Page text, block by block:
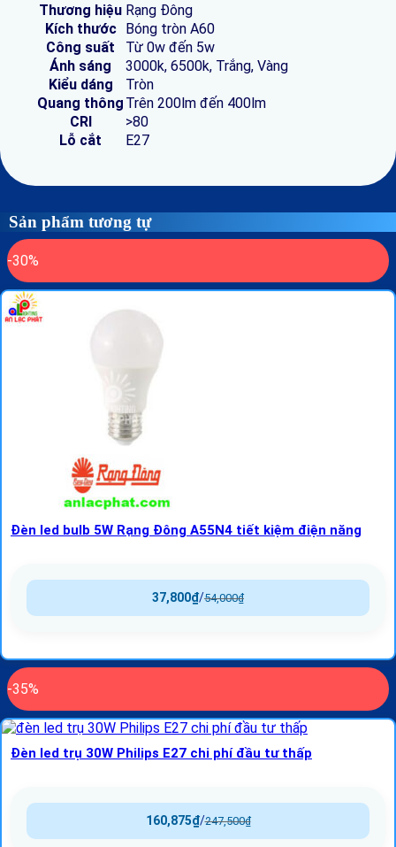
Thương hiệu Rạng Đông
Kích thước
Bóng tròn A60
Công suất
Từ 0w đến 5w
Ánh sáng
3000k, 6500k, Trắng, Vàng
Kiểu dáng
Tròn
Quang thông Trên 200lm đến 400lm
CRI
>80
Lỗ cắt
E27
Sản phẩm tương tự
-30%
Đèn led bulb 5W Rạng Đông A55N4 tiết kiệm điện năng
54,000₫
/
37,800₫
-35%
Đèn led trụ 30W Philips E27 chi phí đầu tư thấp
247,500₫
/
160,875₫